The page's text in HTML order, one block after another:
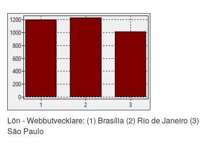
Lön - Webbutvecklare: (1) Brasília (2) Rio de Janeiro (3)
São Paulo